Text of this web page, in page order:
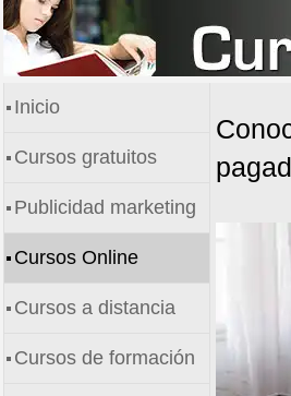
Inicio
Cursos gratuitos
Publicidad marketing
Cursos Online
Cursos a distancia
Cursos de formación